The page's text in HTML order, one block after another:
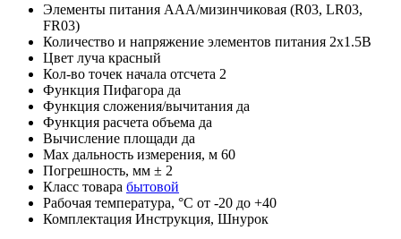
Элементы питания AAA/мизинчиковая (R03, LR03,
FR03)
Количество и напряжение элементов питания 2х1.5B
Цвет луча красный
Кол-во точек начала отсчета 2
Функция Пифагора да
Функция сложения/вычитания да
Функция расчета объема да
Вычисление площади да
Мах дальность измерения, м 60
Погрешность, мм ± 2
Класс товара бытовой
Рабочая температура, °С от -20 до +40
Комплектация Инструкция, Шнурок